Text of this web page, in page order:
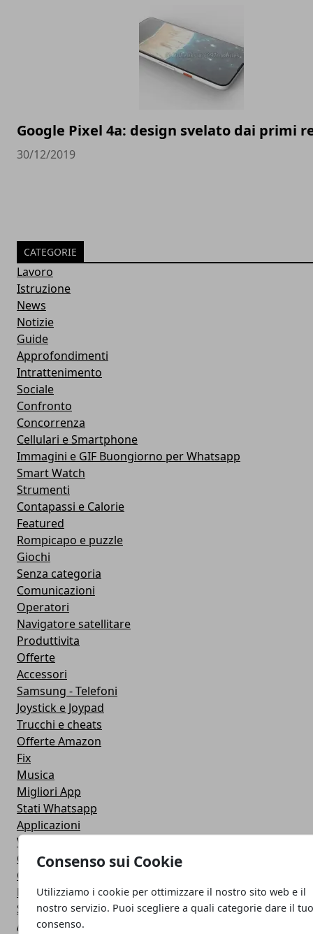
Consenso sui Cookie
Utilizziamo i cookie per ottimizzare il nostro sito web e il
nostro servizio. Puoi scegliere a quali categorie dare il
consenso.
Google Pixel 4a: design svelato dai primi
30/12/2019
CATEGORIE
Lavoro
Istruzione
News
Notizie
Guide
Approfondimenti
Intrattenimento
Sociale
Confronto
Concorrenza
Cellulari e Smartphone
Immagini e GIF Buongiorno per Whatsapp
Smart Watch
Strumenti
Contapassi e Calorie
Featured
Rompicapo e puzzle
Giochi
Senza categoria
Comunicazioni
Operatori
Navigatore satellitare
Produttivita
Offerte
Accessori
Samsung - Telefoni
Joystick e Joypad
Trucchi e cheats
Offerte Amazon
Fix
Musica
Migliori App
Stati Whatsapp
Applicazioni
Viaggi
Galaxy Note 5
Google Play
Fotografia
Stile di vita
Antivirus